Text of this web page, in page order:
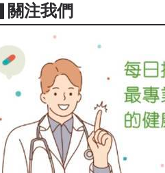
▋關注我們